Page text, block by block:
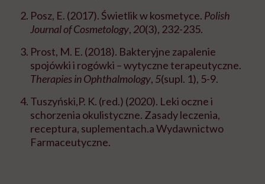
Posz, E. (2017). Świetlik w kosmetyce. Polish
Journal of Cosmetology, 20(3), 232-235.
Prost, M. E. (2018). Bakteryjne zapalenie
spojówki i rogówki – wytyczne terapeutyczne.
Therapies in Ophthalmology, 5(supl. 1), 5-9.
Tuszyński,P. K. (red.) (2020). Leki oczne i
schorzenia okulistyczne. Zasady leczenia,
receptura, suplementach.a Wydawnictwo
Farmaceutyczne.